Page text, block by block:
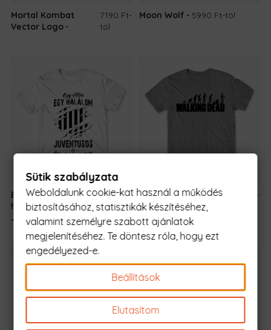
Mortal Kombat
Vector Logo
7190 Ft-
tól
Moon Wolf 5990 Ft-tól
Egy életem egy
halálom -
Juventus
5990 Ft-
tól
The Walking Dead
Evolúció
-
Sütik szabályzata
Weboldalunk cookie-kat használ a működés
biztosításához, statisztikák készítéséhez,
valamint személyre szabott ajánlatok
megjelenítéséhez. Te döntesz róla, hogy ezt
engedélyezed-e.
Beállítások
Elutasítom